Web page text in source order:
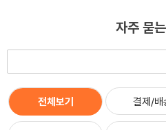
자주 묻
전체보기 결제/배